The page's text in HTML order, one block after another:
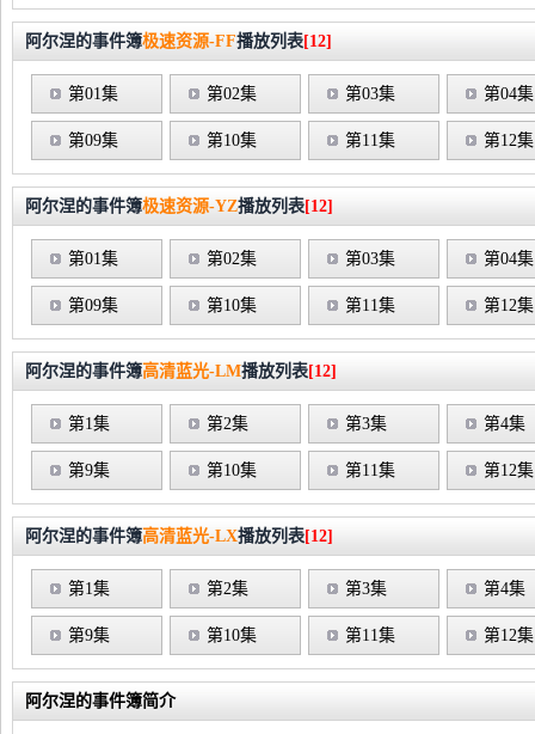
阿尔涅的事件簿极速资源-FF播放列表[12]
第01集 第02集 第03集 第04集
第09集 第10集 第11集 第12集
阿尔涅的事件簿极速资源-YZ播放列表[12]
第01集 第02集 第03集 第04集
第09集 第10集 第11集 第12集
阿尔涅的事件簿高清蓝光-LM播放列表[12]
第1集 第2集 第3集 第4集
第9集 第10集 第11集 第12集
阿尔涅的事件簿高清蓝光-LX播放列表[12]
第1集 第2集 第3集 第4集
第9集 第10集 第11集 第12集
阿尔涅的事件簿简介